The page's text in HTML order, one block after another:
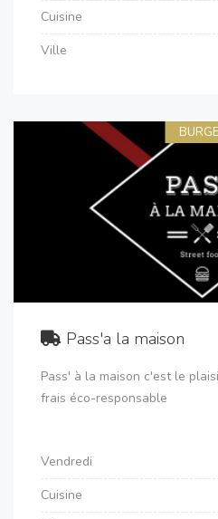
Cuisine
Ville
Pass'a la maison
Pass' à la maison c'est le
frais éco-responsable
Vendredi
Cuisine